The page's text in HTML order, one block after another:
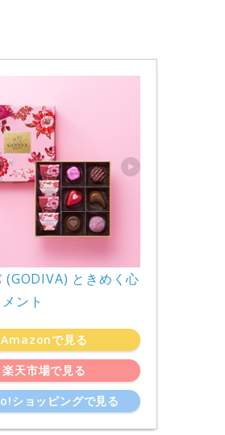
(GODIVA) ときめく心
ント
Amazonで見る
楽天市場で見る
ショッピングで見る